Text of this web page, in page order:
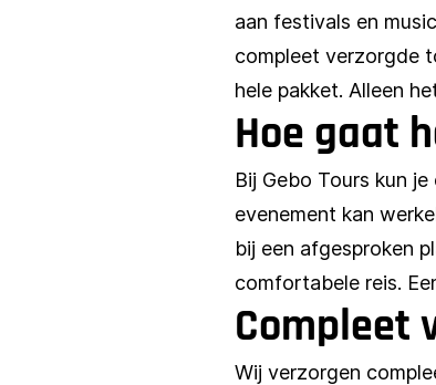
aan festivals en
compleet verzorgde
hele pakket. Alleen
Hoe gaat
Bij Gebo Tours kun
evenement kan
bij een afgesproken
comfortabele reis.
Compleet
Wij verzorgen